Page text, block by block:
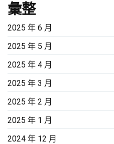
彙整
2025 年 6 月
2025 年 5 月
2025 年 4 月
2025 年 3 月
2025 年 2 月
2025 年 1 月
2024 年 12 月